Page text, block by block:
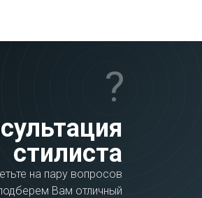
?
стилиста
на пару вопросов
Вам отличный